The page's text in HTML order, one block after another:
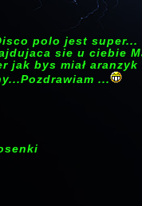
polo jest super...
sie u ciebie
jak bys miał
...